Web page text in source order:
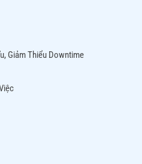
Giảm Thiểu Downtime